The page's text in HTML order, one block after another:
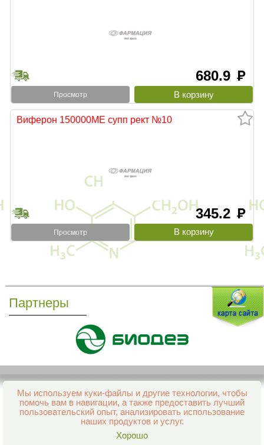
680.9 руб
Просмотр
Виферон 150000МЕ супп рект №10
345.2 руб
Просмотр
Партнеры
Мы используем куки-файлы и другие технологии, чтобы
помочь вам в навигации, а также предоставить лучший
пользовательский опыт, анализировать использование
наших продуктов и услуг.
Хорошо
Все права защищены и охраняются законом
© 2013–2026 Интернет-аптека Фармация
support@aptekapenza.ru
Телефон: Служба обработки заказов 99-98-28